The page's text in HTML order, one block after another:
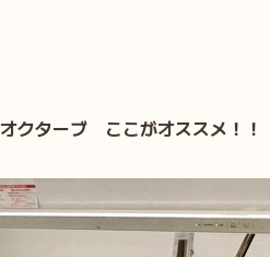
オクターブ ここがオススメ！！